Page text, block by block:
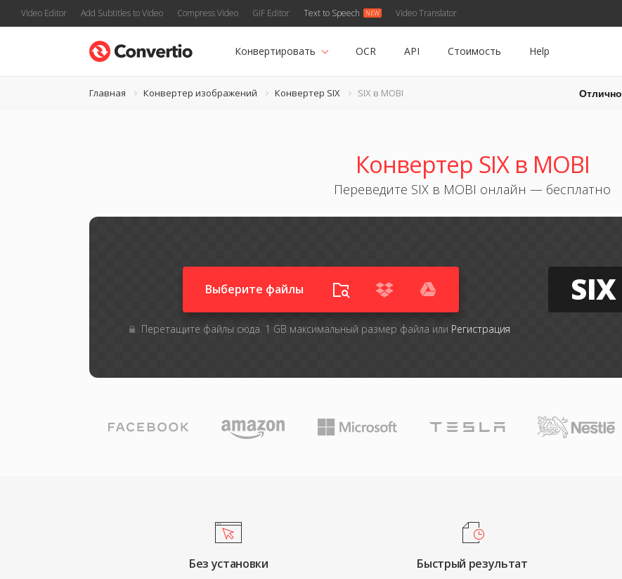
Video Editor Add Subtitles to Video Compress Video GIF Editor Text to Speech Video Translator
Конвертировать OCR API Стоимость Help
Главная Конвертер изображений Конвертер SIX SIX в MOBI Отлично
Конвертер SIX в MOBI
Переведите SIX в MOBI онлайн — бесплатно
Выберите файлы
Перетащите файлы сюда. 1 GB максимальный размер файла или Регистрация
SIX
Без установки Быстрый результат